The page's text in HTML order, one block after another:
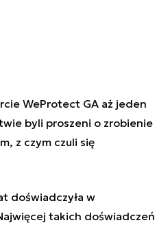
WeProtect GA aż jeden
byli proszeni o zrobienie
z czym czuli się
doświadczyła w
takich doświadczeń